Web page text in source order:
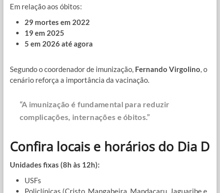
Em relação aos óbitos:
29 mortes em 2022
19 em 2025
5 em 2026 até agora
Segundo o coordenador de imunização, Fernando Virgolino, o
cenário reforça a importância da vacinação.
“A imunização é fundamental para reduzir
complicações, internações e óbitos.”
Confira locais e horários do Dia D
Unidades fixas (8h às 12h):
USFs
Policlínicas (Cristo, Mangabeira, Mandacaru, Jaguaribe e